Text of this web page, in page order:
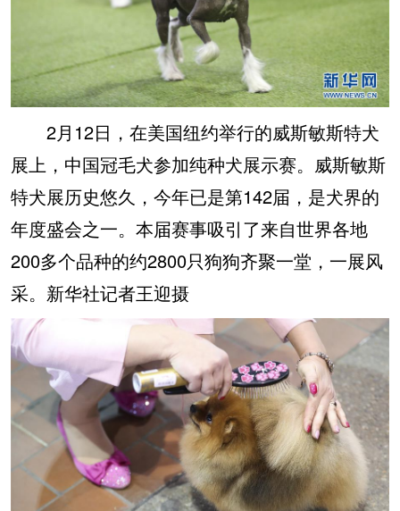
2月12日，在美国纽约举行的威斯敏斯特犬
展上，中国冠毛犬参加纯种犬展示赛。威斯敏斯
特犬展历史悠久，今年已是第142届，是犬界的
年度盛会之一。本届赛事吸引了来自世界各地
200多个品种的约2800只狗狗齐聚一堂，一展风
采。新华社记者王迎摄